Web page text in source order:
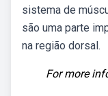
sistema de
são uma parte
na região dorsal.
For more